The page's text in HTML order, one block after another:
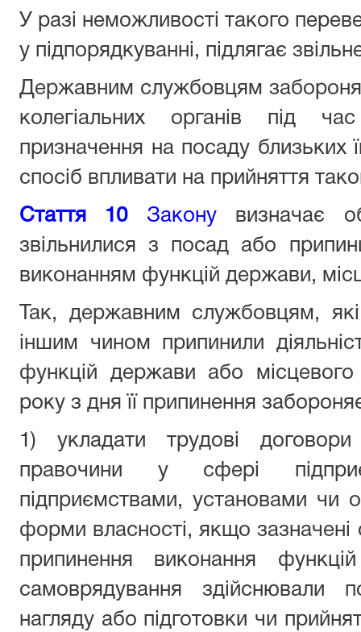
У разі неможливості такого
у підпорядкуванні, підлягає
Державним службовцям
колегіальних органів під
призначення на посаду близьких
спосіб впливати на прийняття
Стаття 10 Закону
визначає
звільнилися з посад або
виконанням функцій держави,
Так, державним службовцям,
іншим чином припинили
функцій держави або
року з дня її припинення
1) укладати трудові
правочини у сфері
підприємствами, установами чи
форми власності, якщо
припинення виконання
самоврядування здійснювали
нагляду або підготовки чи